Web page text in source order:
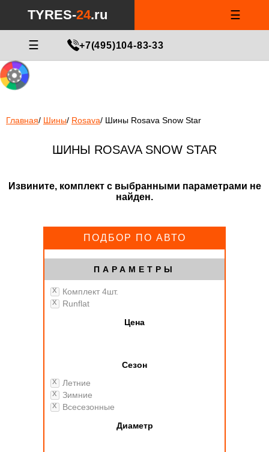
24.ru/html/catalog/controller/product/shinydiski.php
on line
TYRES-24.ru ☰
☰ +7(495)104-83-33
Главная/ Шины/ Rosava/ Шины Rosava Snow Star
ШИНЫ ROSAVA SNOW STAR
Извините, комплект с выбранными параметрами не
найден.
ПОДБОР ПО АВТО
ПАРАМЕТРЫ
Комплект 4шт.
Runflat
Цена
Сезон
Летние
Зимние
Всесезонные
Диаметр